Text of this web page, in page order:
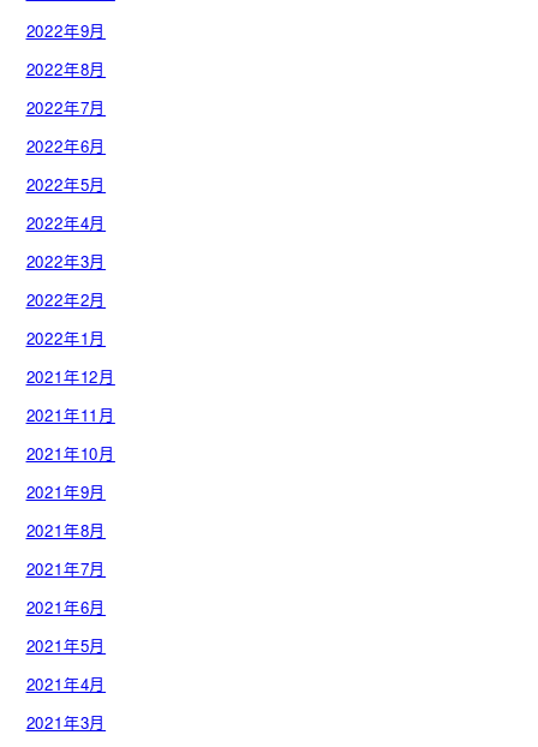
2022年9月
2022年8月
2022年7月
2022年6月
2022年5月
2022年4月
2022年3月
2022年2月
2022年1月
2021年12月
2021年11月
2021年10月
2021年9月
2021年8月
2021年7月
2021年6月
2021年5月
2021年4月
2021年3月